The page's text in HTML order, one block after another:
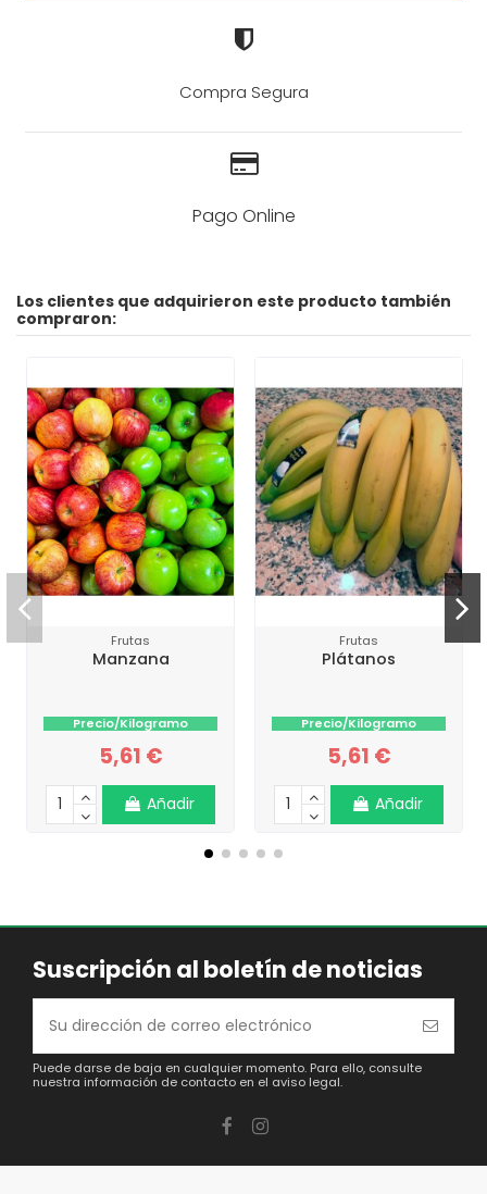
Compra Segura
Pago Online
Los clientes que adquirieron este producto también
compraron:
Frutas
Manzana
Precio/Kilogramo
5,61 €
Añadir
Frutas
Plátanos
Precio/Kilogramo
5,61 €
Añadir
Suscripción al boletín de noticias
Puede darse de baja en cualquier momento. Para ello, consulte
nuestra información de contacto en el aviso legal.